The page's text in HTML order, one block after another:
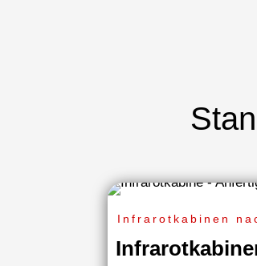
Infrarotkabinen